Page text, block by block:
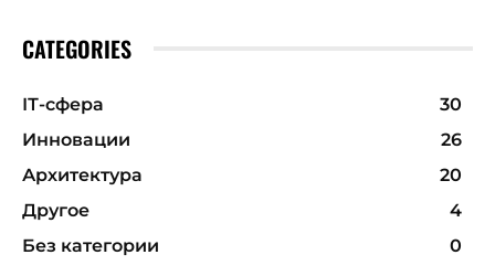
CATEGORIES
ІТ-сфера
30
Инновации
26
Архитектура
20
Другое
4
Без категории
0